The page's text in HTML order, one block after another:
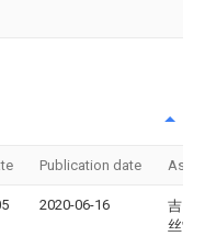
Publication date
2020-06-16
吉门
丝制